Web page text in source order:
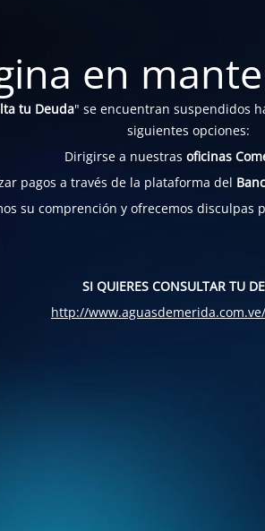
en
tu Deuda" se encuentran suspendidos
siguientes opciones:
Dirigirse a nuestras oficinas
pagos a través de la plataforma del
su comprención y ofrecemos disculpas
SI QUIERES CONSULTAR TU
http://